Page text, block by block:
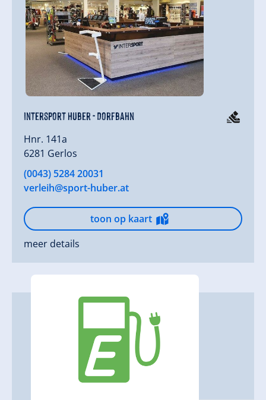
Intersport Huber - Dorfbahn
Hnr. 141a
6281 Gerlos
(0043) 5284 20031
verleih@sport-huber.at
toon op kaart
meer details